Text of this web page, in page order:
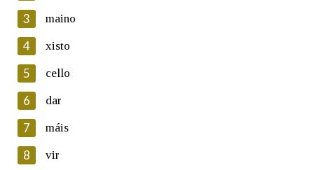
En cumprimento da normativa vixente en materia de
Protección de Datos de Carácter Persoal, a Real Academia
Galega informa a aqueles usuarios que faciliten o seu correo
electrónico, así como calquera outra información de carácter
persoal, que estes datos serán obxecto de tratamento
automatizado de carácter confidencial e incorporados aos seus
ficheiros informáticos. Así mesmo, os usuarios poderán exercer o
seu dereito de acceso, rectificación, oposición e cancelación dos
seus datos poñéndose en contacto connosco.
Lin e acepto as condicións da política de
3 maino
4 xisto
5 cello
6 dar
7 máis
8 vir